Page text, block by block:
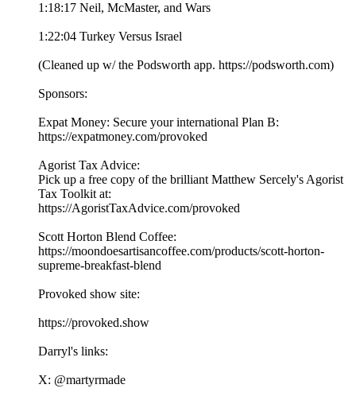
1:18:17 Neil, McMaster, and Wars
1:22:04 Turkey Versus Israel
(Cleaned up w/ the Podsworth app. ⁠⁠⁠⁠⁠⁠⁠⁠⁠⁠⁠⁠⁠⁠⁠⁠⁠⁠⁠⁠⁠⁠⁠⁠⁠⁠⁠⁠⁠⁠⁠⁠⁠⁠⁠⁠https://podsworth.com⁠⁠⁠⁠⁠⁠⁠⁠⁠⁠⁠⁠⁠⁠⁠⁠⁠⁠⁠⁠⁠⁠⁠⁠⁠⁠⁠⁠⁠⁠⁠⁠⁠⁠⁠⁠)
Sponsors:
Expat Money: Secure your international Plan B:
⁠⁠⁠⁠⁠https://expatmoney.com/provoked⁠⁠⁠⁠⁠
Agorist Tax Advice:
Pick up a free copy of the brilliant Matthew Sercely's Agorist
Tax Toolkit at:
⁠⁠⁠⁠⁠https://AgoristTaxAdvice.com/provoked⁠⁠⁠⁠⁠
Scott Horton Blend Coffee:
⁠⁠⁠⁠⁠https://moondoesartisancoffee.com/products/scott-horton-
supreme-breakfast-blend⁠⁠⁠⁠⁠
Provoked show site:
⁠⁠⁠⁠⁠⁠⁠⁠⁠⁠⁠⁠⁠⁠⁠⁠⁠⁠⁠⁠⁠⁠⁠⁠⁠⁠⁠⁠⁠⁠⁠⁠⁠⁠⁠⁠https://provoked.show⁠⁠⁠⁠⁠⁠⁠⁠⁠⁠⁠⁠⁠⁠⁠⁠⁠⁠⁠⁠⁠⁠⁠⁠⁠⁠⁠⁠⁠⁠⁠⁠⁠⁠⁠⁠
Darryl's links:
X: ⁠⁠⁠⁠⁠⁠⁠⁠⁠⁠⁠⁠⁠⁠⁠⁠⁠⁠⁠⁠⁠⁠⁠⁠⁠⁠⁠⁠⁠⁠⁠⁠⁠⁠⁠⁠@martyrmade⁠⁠⁠⁠⁠⁠⁠⁠⁠⁠⁠⁠⁠⁠⁠⁠⁠⁠⁠⁠⁠⁠⁠⁠⁠⁠⁠⁠⁠⁠⁠⁠⁠⁠⁠⁠